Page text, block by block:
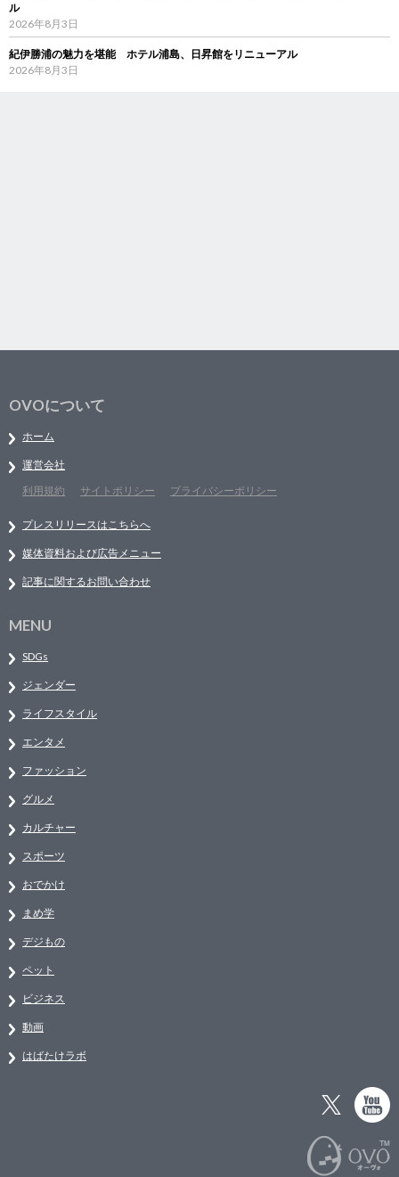
ル
2026年8月3日
紀伊勝浦の魅力を堪能 ホテル浦島、日昇館をリニューアル
2026年8月3日
OVOについて
ホーム
運営会社
利用規約
サイトポリシー プライバシーポリシー
プレスリリースはこちらへ
媒体資料および広告メニュー
記事に関するお問い合わせ
MENU
SDGs
ジェンダー
ライフスタイル
エンタメ
ファッション
グルメ
カルチャー
スポーツ
おでかけ
まめ学
デジもの
ペット
ビジネス
動画
はばたけラボ